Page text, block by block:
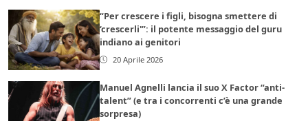
“Per crescere i figli, bisogna smettere di
‘crescerli'”: il potente messaggio del guru
indiano ai genitori
20 Aprile 2026
Manuel Agnelli lancia il suo X Factor “anti-
talent” (e tra i concorrenti c’è una grande
sorpresa)